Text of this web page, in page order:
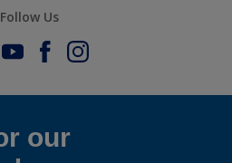
Follow Us